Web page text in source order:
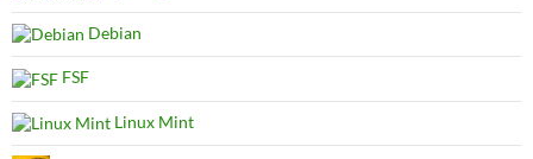
Debian
FSF
Linux Mint